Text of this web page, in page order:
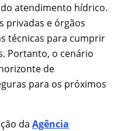
atendimento hídrico.
privadas e órgãos
técnicas para cumprir
Portanto, o cenário
de
para os próximos
da Agência